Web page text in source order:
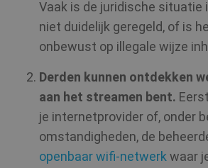
Vaak is de juridische situatie
niet duidelijk geregeld, of is
onbewust op illegale wijze
Derden kunnen ontdekken
aan het streamen bent.
je internetprovider of, onder
omstandigheden, de
openbaar wifi-netwerk waar